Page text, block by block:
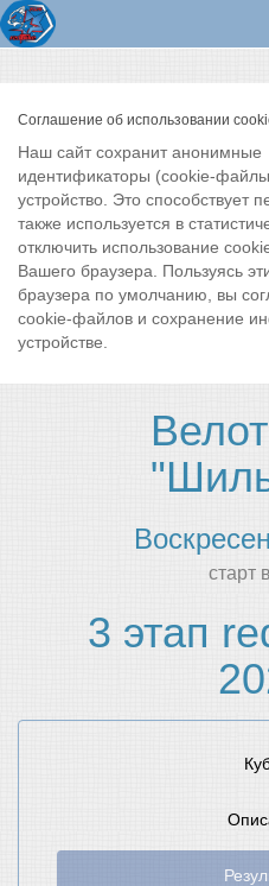
Соглашение об использовании
Наш сайт сохранит анонимные
идентификаторы (cookie-
устройство. Это способствует
также используется в
отключить использование
Вашего браузера. Пользуясь
браузера по умолчанию, вы
cookie-файлов и сохранение
устройстве.
cтарт
3 этап